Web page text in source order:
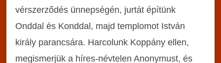
vérszerződés ünnepségén, jurtát építünk
Onddal és Konddal, majd templomot István
király parancsára. Harcolunk Koppány ellen,
megismerjük a híres-névtelen Anonymust, és